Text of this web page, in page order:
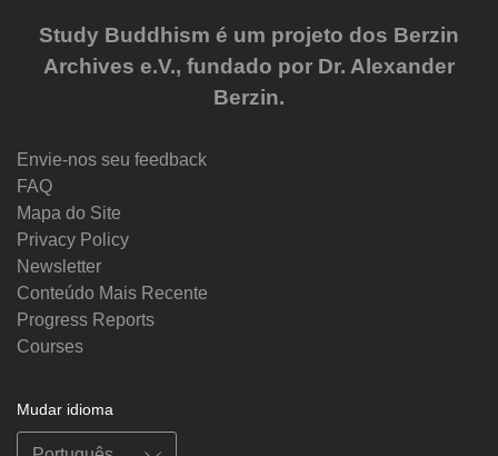
Study Buddhism é um projeto dos Berzin
Archives e.V., fundado por Dr. Alexander
Berzin.
Envie-nos seu feedback
FAQ
Mapa do Site
Privacy Policy
Newsletter
Conteúdo Mais Recente
Progress Reports
Courses
Mudar idioma